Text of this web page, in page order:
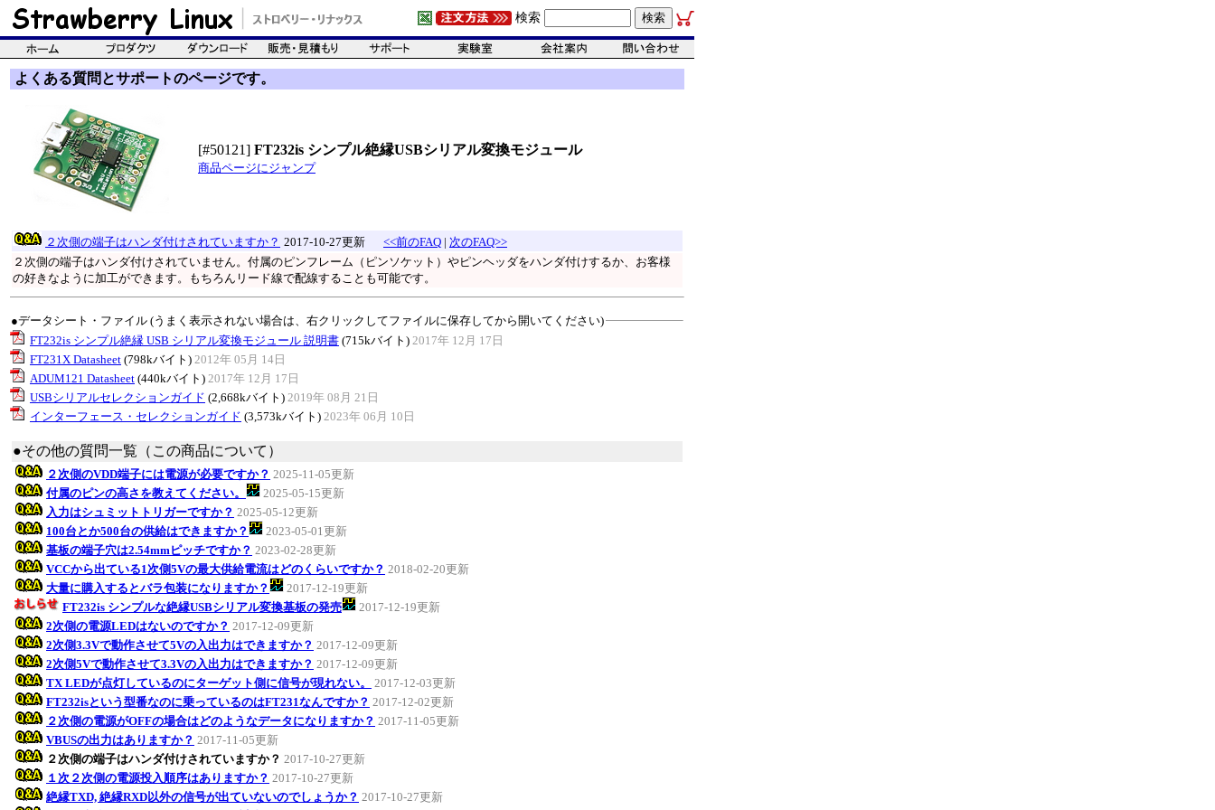
検索
よくある質問とサポートのページです。
[#50121] FT232is シンプル絶縁USBシリアル変換モジュール
商品ページにジャンプ
２次側の端子はハンダ付けされていますか？ 2017-10-27更新 <<前のFAQ | 次のFAQ>>
２次側の端子はハンダ付けされていません。付属のピンフレーム（ピンソケット）やピンヘッダをハンダ付けするか、お客様
の好きなように加工ができます。もちろんリード線で配線することも可能です。
●データシート・ファイル (うまく表示されない場合は、右クリックしてファイルに保存してから開いてください)
FT232is シンプル絶縁 USB シリアル変換モジュール 説明書 (715kバイト) 2017年 12月 17日
FT231X Datasheet (798kバイト) 2012年 05月 14日
ADUM121 Datasheet (440kバイト) 2017年 12月 17日
USBシリアルセレクションガイド (2,668kバイト) 2019年 08月 21日
インターフェース・セレクションガイド (3,573kバイト) 2023年 06月 10日
●その他の質問一覧（この商品について）
２次側のVDD端子には電源が必要ですか？ 2025-11-05更新
付属のピンの高さを教えてください。
2025-05-15更新
入力はシュミットトリガーですか？ 2025-05-12更新
100台とか500台の供給はできますか？
2023-05-01更新
基板の端子穴は2.54mmピッチですか？ 2023-02-28更新
VCCから出ている1次側5Vの最大供給電流はどのくらいですか？ 2018-02-20更新
大量に購入するとバラ包装になりますか？
2017-12-19更新
FT232is シンプルな絶縁USBシリアル変換基板の発売
2017-12-19更新
2次側の電源LEDはないのですか？ 2017-12-09更新
2次側3.3Vで動作させて5Vの入出力はできますか？ 2017-12-09更新
2次側5Vで動作させて3.3Vの入出力はできますか？ 2017-12-09更新
TX LEDが点灯しているのにターゲット側に信号が現れない。
2017-12-03更新
FT232isという型番なのに乗っているのはFT231なんですか？ 2017-12-02更新
２次側の電源がOFFの場合はどのようなデータになりますか？ 2017-11-05更新
VBUSの出力はありますか？ 2017-11-05更新
２次側の端子はハンダ付けされていますか？ 2017-10-27更新
１次２次側の電源投入順序はありますか？ 2017-10-27更新
絶縁TXD, 絶縁RXD以外の信号が出ていないのでしょうか？ 2017-10-27更新